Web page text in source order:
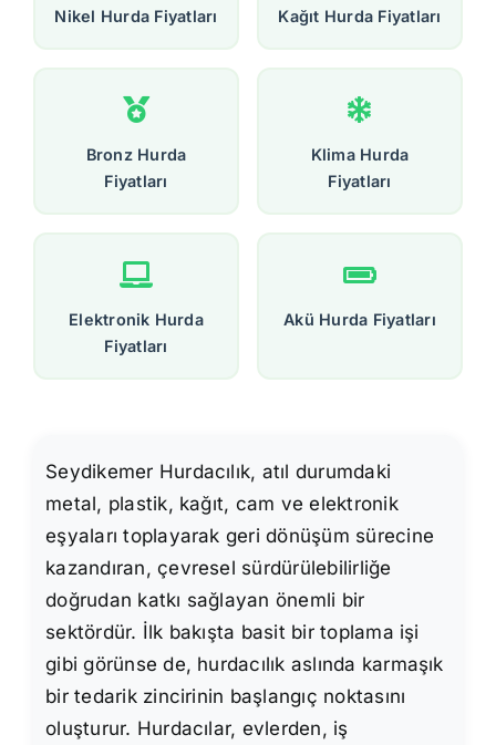
Nikel Hurda Fiyatları Kağıt Hurda Fiyatları
Bronz Hurda
Fiyatları
Klima Hurda
Fiyatları
Elektronik Hurda
Fiyatları
Akü Hurda Fiyatları
Seydikemer Hurdacılık, atıl durumdaki
metal, plastik, kağıt, cam ve elektronik
eşyaları toplayarak geri dönüşüm sürecine
kazandıran, çevresel sürdürülebilirliğe
doğrudan katkı sağlayan önemli bir
sektördür. İlk bakışta basit bir toplama işi
gibi görünse de, hurdacılık aslında karmaşık
bir tedarik zincirinin başlangıç noktasını
oluşturur. Hurdacılar, evlerden, iş